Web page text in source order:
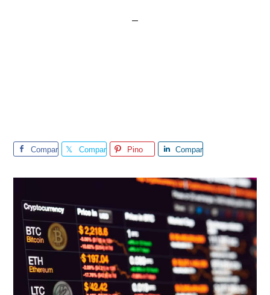
Compar
Compar
Pino
Compar